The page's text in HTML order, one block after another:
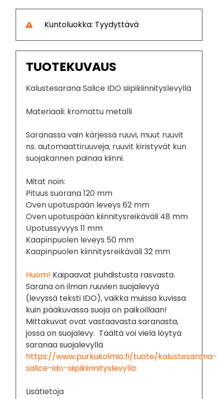
Kuntoluokka: Tyydyttävä
TUOTEKUVAUS
Kalustesarana Salice IDO siipikiinnityslevyllä
Materiaali: kromattu metalli
Saranassa vain kärjessä ruuvi, muut ruuvit
ns. automaattiruuveja, ruuvit kiristyvät kun
suojakannen painaa kiinni.
Mitat noin:
Pituus suorana 120 mm
Oven upotuspään leveys 62 mm
Oven upotuspään kiinnitysreikäväli 48 mm
Upotussyvyys 11 mm
Kaapinpuolen leveys 50 mm
Kaapinpuolen kiinnitysreikäväli 32 mm
Huom! Kaipaavat puhdistusta rasvasta.
Sarana on ilman ruuvien suojalevyä
(levyssä teksti IDO), vaikka muissa kuvissa
kuin pääkuvassa suoja on paikoillaan!
Mittakuvat ovat vastaavasta saranasta,
jossa on suojalevy. Täältä voi vielä löytyä
saranaa suojalevyllä
https://www.purkukolmio.fi/tuote/kalustesarana-
salice-ido-siipikiinnityslevylla
Lisätietoja